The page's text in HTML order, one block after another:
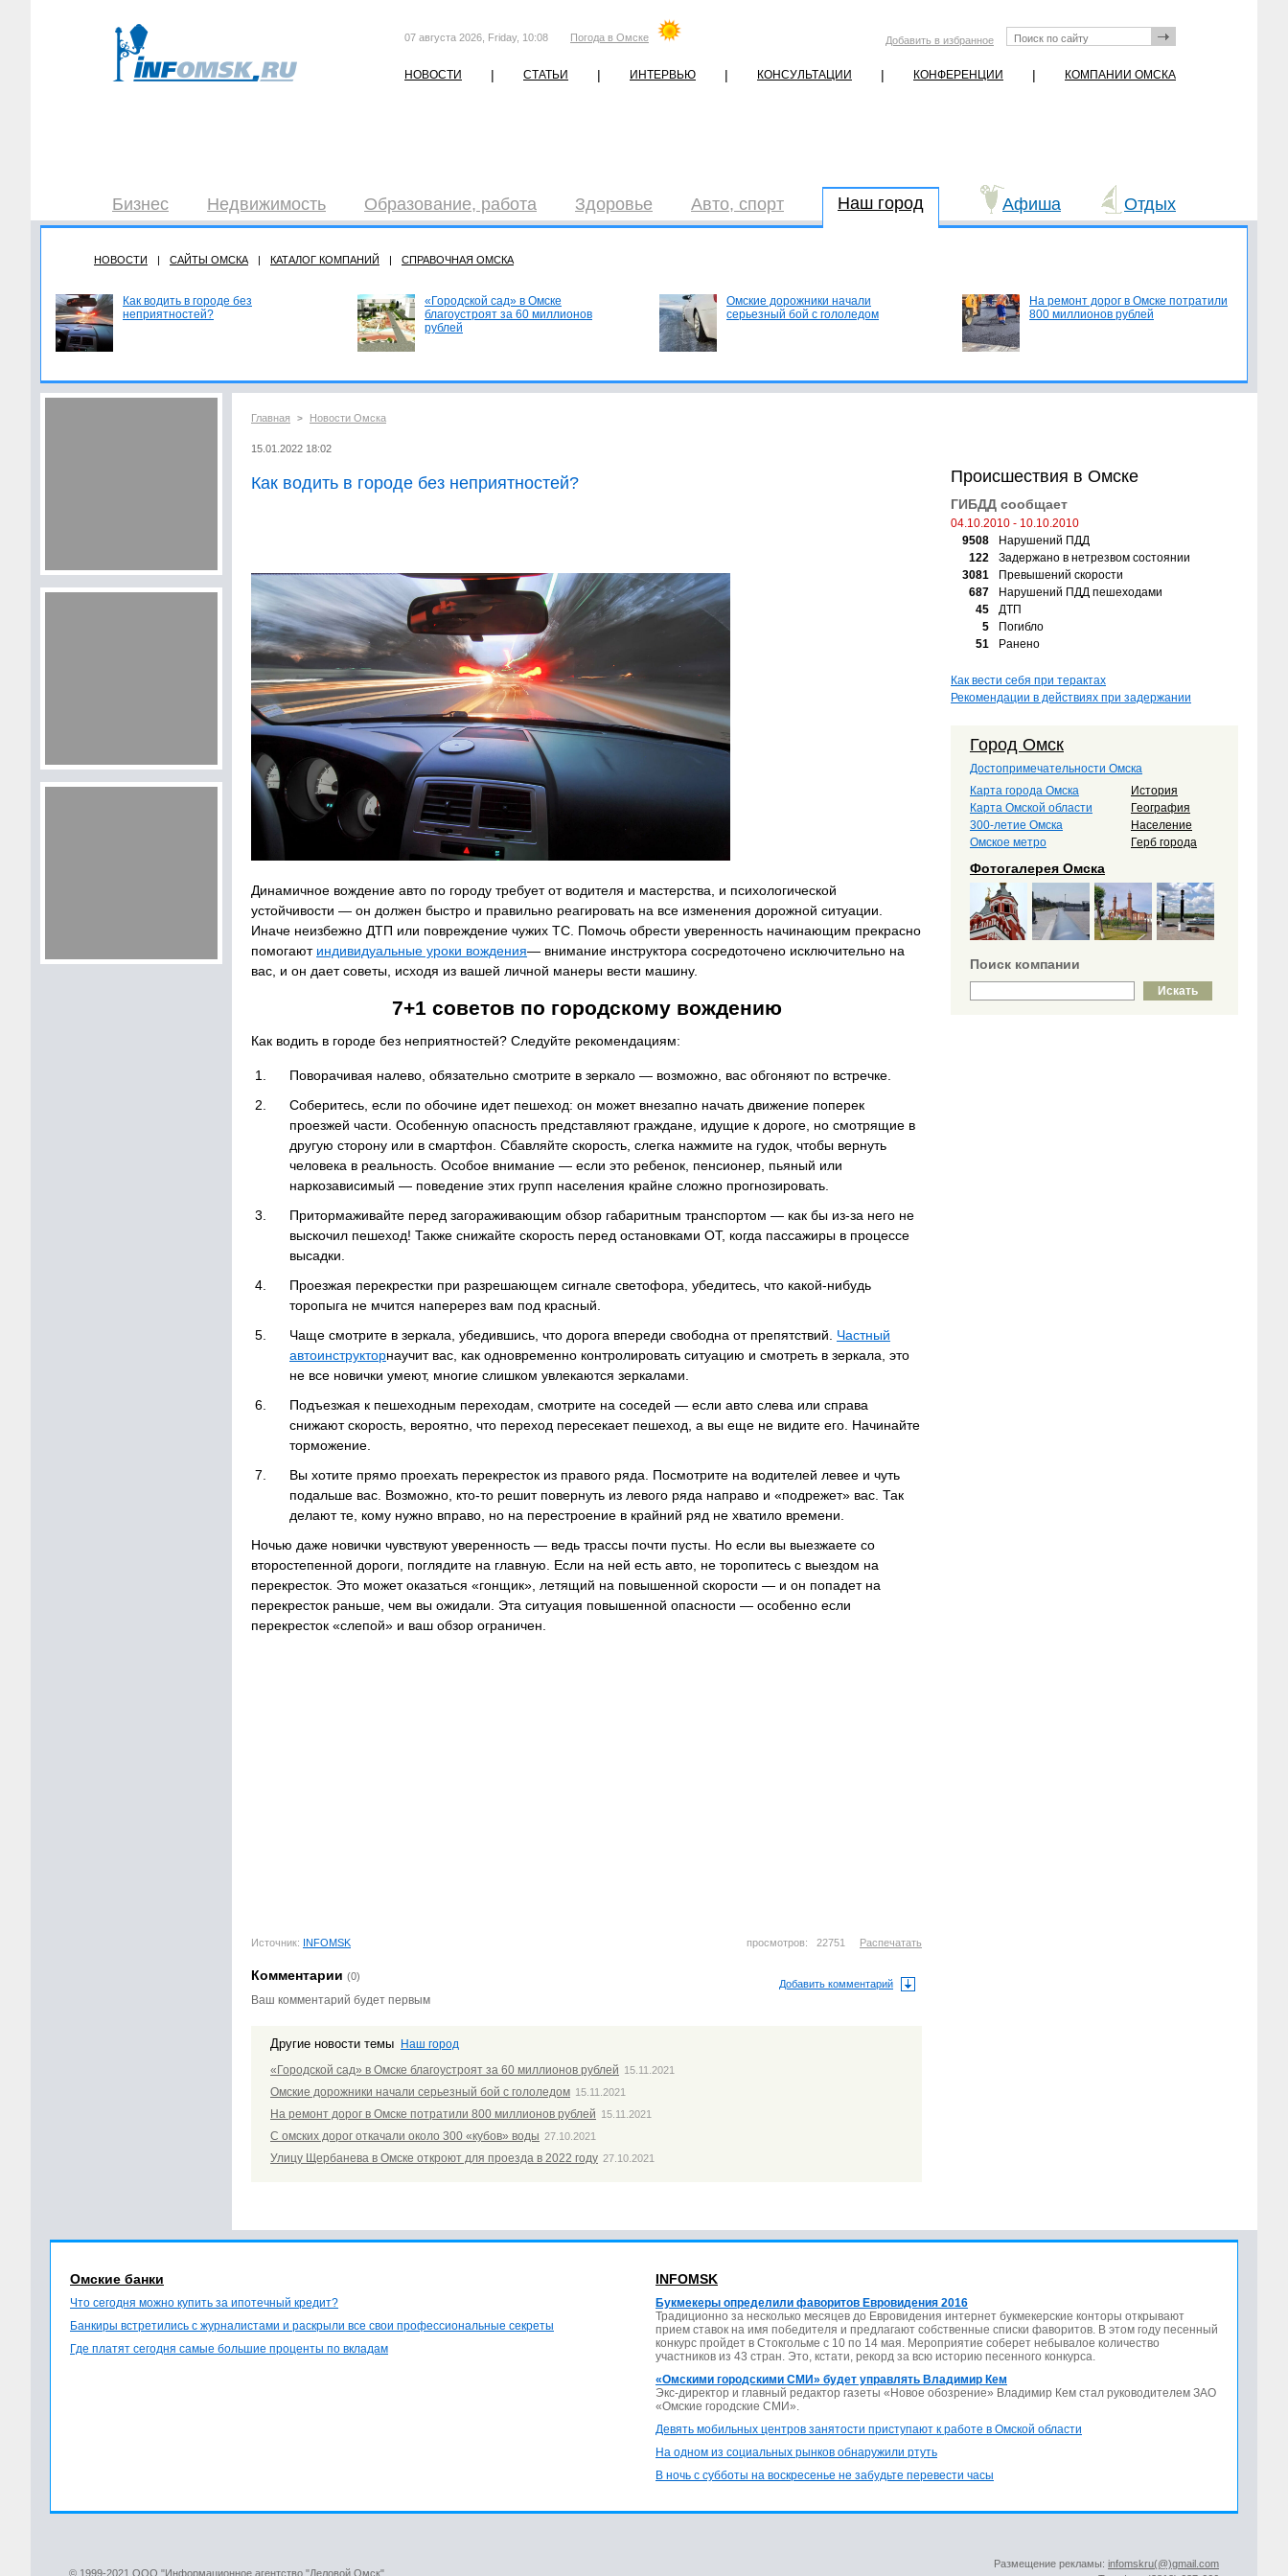
07 августа 2026, Friday, 10:08 Погода в Омске Добавить в избранное
НОВОСТИ | СТАТЬИ | ИНТЕРВЬЮ | КОНСУЛЬТАЦИИ | КОНФЕРЕНЦИИ | КОМПАНИИ ОМСКА
Бизнес Недвижимость Образование, работа Здоровье Авто, спорт Наш город Афиша Отдых
НОВОСТИ | САЙТЫ ОМСКА | КАТАЛОГ КОМПАНИЙ | СПРАВОЧНАЯ ОМСКА
Как водить в городе без
неприятностей?
«Городской сад» в Омске
благоустроят за 60 миллионов
рублей
Омские дорожники начали
серьезный бой с гололедом
На ремонт дорог в Омске потратили
800 миллионов рублей
Главная > Новости Омска
15.01.2022 18:02
Как водить в городе без неприятностей?
Динамичное вождение авто по городу требует от водителя и мастерства, и психологической
устойчивости — он должен быстро и правильно реагировать на все изменения дорожной ситуации.
Иначе неизбежно ДТП или повреждение чужих ТС. Помочь обрести уверенность начинающим прекрасно
помогают индивидуальные уроки вождения— внимание инструктора сосредоточено исключительно на
вас, и он дает советы, исходя из вашей личной манеры вести машину.
7+1 советов по городскому вождению
Как водить в городе без неприятностей? Следуйте рекомендациям:
Поворачивая налево, обязательно смотрите в зеркало — возможно, вас обгоняют по встречке.
Соберитесь, если по обочине идет пешеход: он может внезапно начать движение поперек
проезжей части. Особенную опасность представляют граждане, идущие к дороге, но смотрящие в
другую сторону или в смартфон. Сбавляйте скорость, слегка нажмите на гудок, чтобы вернуть
человека в реальность. Особое внимание — если это ребенок, пенсионер, пьяный или
наркозависимый — поведение этих групп населения крайне сложно прогнозировать.
Притормаживайте перед загораживающим обзор габаритным транспортом — как бы из-за него не
выскочил пешеход! Также снижайте скорость перед остановками ОТ, когда пассажиры в процессе
высадки.
Проезжая перекрестки при разрешающем сигнале светофора, убедитесь, что какой-нибудь
торопыга не мчится наперерез вам под красный.
Чаще смотрите в зеркала, убедившись, что дорога впереди свободна от препятствий. Частный
автоинструкторнаучит вас, как одновременно контролировать ситуацию и смотреть в зеркала, это
не все новички умеют, многие слишком увлекаются зеркалами.
Подъезжая к пешеходным переходам, смотрите на соседей — если авто слева или справа
снижают скорость, вероятно, что переход пересекает пешеход, а вы еще не видите его. Начинайте
торможение.
Вы хотите прямо проехать перекресток из правого ряда. Посмотрите на водителей левее и чуть
подальше вас. Возможно, кто-то решит повернуть из левого ряда направо и «подрежет» вас. Так
делают те, кому нужно вправо, но на перестроение в крайний ряд не хватило времени.
Ночью даже новички чувствуют уверенность — ведь трассы почти пусты. Но если вы выезжаете со
второстепенной дороги, поглядите на главную. Если на ней есть авто, не торопитесь с выездом на
перекресток. Это может оказаться «гонщик», летящий на повышенной скорости — и он попадет на
перекресток раньше, чем вы ожидали. Эта ситуация повышенной опасности — особенно если
перекресток «слепой» и ваш обзор ограничен.
просмотров: 22751 Распечатать
Источник: INFOMSK
Добавить комментарий
Комментарии (0)
Ваш комментарий будет первым
Другие новости темы Наш город
«Городской сад» в Омске благоустроят за 60 миллионов рублей 15.11.2021
Омские дорожники начали серьезный бой с гололедом 15.11.2021
На ремонт дорог в Омске потратили 800 миллионов рублей 15.11.2021
С омских дорог откачали около 300 «кубов» воды 27.10.2021
Улицу Щербанева в Омске откроют для проезда в 2022 году 27.10.2021
Происшествия в Омске
ГИБДД сообщает
04.10.2010 - 10.10.2010
9508
Нарушений ПДД
122
Задержано в нетрезвом состоянии
3081
Превышений скорости
687
Нарушений ПДД пешеходами
45
ДТП
5
Погибло
51
Ранено
Как вести себя при терактах
Рекомендации в действиях при задержании
Город Омск
Достопримечательности Омска
Карта города Омска
Карта Омской области
300-летие Омска
Омское метро
История
География
Население
Герб города
Фотогалерея Омска
Поиск компании
Омские банки
Что сегодня можно купить за ипотечный кредит?
Банкиры встретились с журналистами и раскрыли все свои профессиональные секреты
Где платят сегодня самые большие проценты по вкладам
INFOMSK
Букмекеры определили фаворитов Евровидения 2016
Традиционно за несколько месяцев до Евровидения интернет букмекерские конторы открывают
прием ставок на имя победителя и предлагают собственные списки фаворитов. В этом году песенный
конкурс пройдет в Стокгольме с 10 по 14 мая. Мероприятие соберет небывалое количество
участников из 43 стран. Это, кстати, рекорд за всю историю песенного конкурса.
«Омскими городскими СМИ» будет управлять Владимир Кем
Экс-директор и главный редактор газеты «Новое обозрение» Владимир Кем стал руководителем ЗАО
«Омские городские СМИ».
Девять мобильных центров занятости приступают к работе в Омской области
На одном из социальных рынков обнаружили ртуть
В ночь с субботы на воскресенье не забудьте перевести часы
© 1999-2021 ООО "Информационное агентство "Деловой Омск"
Размещение рекламы: infomskru(@)gmail.com